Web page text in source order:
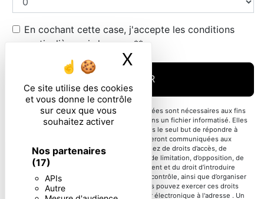
Ce site utilise des cookies
et vous donne le contrôle
sur ceux que vous
souhaitez activer
Nos partenaires
(17)
APIs
Autre
X Masquer le
En cochant cette case, j'accepte les conditions
particulières ci-dessous **
ENVOYER
** Les données personnelles communiquées sont nécessaires aux fins
de vous contacter et sont enregistrées dans un fichier informatisé. Elles
sont destinées à et ses sous-traitants dans le seul but de répondre à
votre message. Les données collectées seront communiquées aux
seuls destinataires suivants: . Vous disposez de droits d’accès, de
rectification, d’effacement, de portabilité, de limitation, d’opposition, de
retrait de votre consentement à tout moment et du droit d’introduire
une réclamation auprès d’une autorité de contrôle, ainsi que d’organiser
le sort de vos données post-mortem. Vous pouvez exercer ces droits
par voie postale à l'adresse ou par courrier électronique à l'adresse . Un